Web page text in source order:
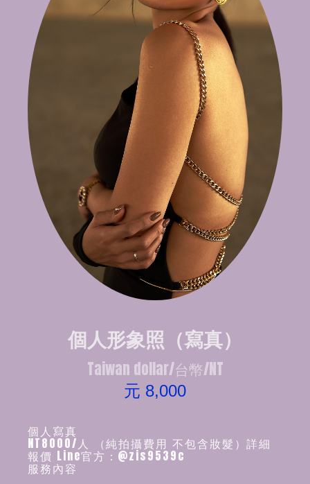
個人形象照（寫真）
Taiwan dollar/台幣/NT
元 8,000
個人寫真
NT8000/人 （純拍攝費用 不包含妝髮）詳細
報價 Line官方：@zis9539c
服務內容